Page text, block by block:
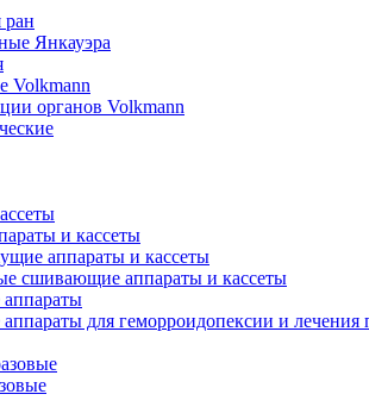
ран
Янкауэра
Volkmann
органов Volkmann
и кассеты
аппараты и кассеты
сшивающие аппараты и кассеты
для геморроидопексии и лечения